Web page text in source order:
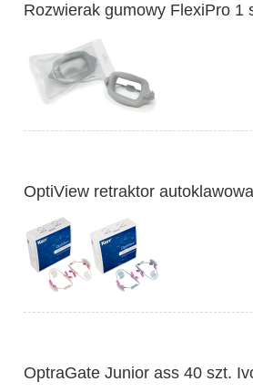
Rozwierak gumowy FlexiPro 1
OptiView retraktor
OptraGate Junior ass 40 szt.